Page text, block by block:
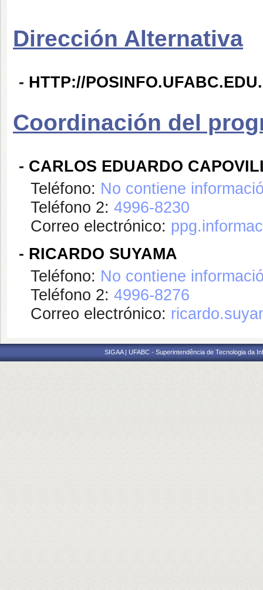
Dirección Alternativa
- HTTP://
Coordinación del
- CARLOS EDUARDO
Teléfono: No contiene
Teléfono 2: 4996-8230
Correo electrónico:
- RICARDO SUYAMA
Teléfono: No contiene
Teléfono 2: 4996-8276
Correo electrónico:
SIGAA | UFABC - Superintendência de Tecnologia da